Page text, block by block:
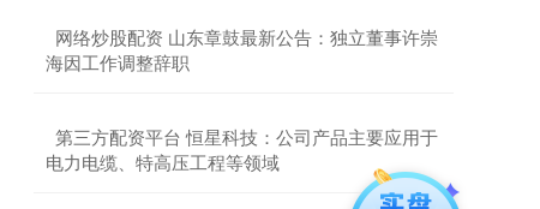
​网络炒股配资 山东章鼓最新公告：独立董事许崇
海因工作调整辞职
​第三方配资平台 恒星科技：公司产品主要应用于
电力电缆、特高压工程等领域